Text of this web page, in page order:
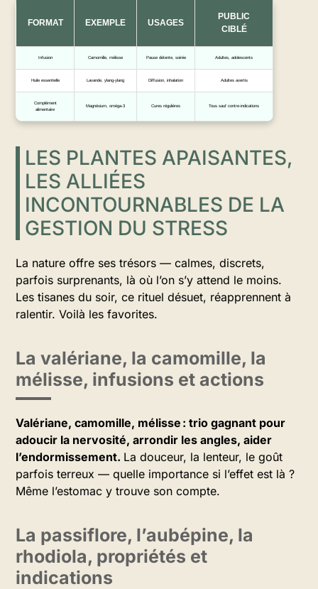
FORMAT EXEMPLE USAGES
PUBLIC
CIBLÉ
Infusion Camomille, mélisse Pause détente, soirée Adultes, adolescents
Huile essentielle Lavande, ylang-ylang Diffusion, inhalation Adultes avertis
Complément
alimentaire
Magnésium, oméga-3 Cures régulières Tous sauf contre-indications
LES PLANTES APAISANTES,
LES ALLIÉES
INCONTOURNABLES DE LA
GESTION DU STRESS
La nature offre ses trésors — calmes, discrets,
parfois surprenants, là où l’on s’y attend le moins.
Les tisanes du soir, ce rituel désuet, réapprennent à
ralentir. Voilà les favorites.
La valériane, la camomille, la
mélisse, infusions et actions
Valériane, camomille, mélisse : trio gagnant pour
adoucir la nervosité, arrondir les angles, aider
l’endormissement. La douceur, la lenteur, le goût
parfois terreux — quelle importance si l’effet est là ?
Même l’estomac y trouve son compte.
La passiflore, l’aubépine, la
rhodiola, propriétés et
indications